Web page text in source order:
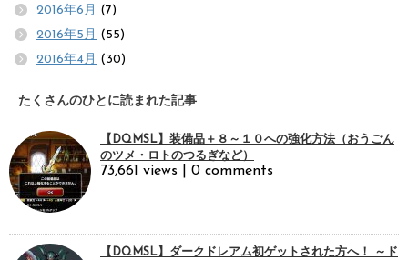
2016年6月 (7)
2016年5月 (55)
2016年4月 (30)
たくさんのひとに読まれた記事
【DQMSL】装備品＋８～１０への強化方法（おうごん
のツメ・ロトのつるぎなど）
73,661 views 0 comments
【DQMSL】ダークドレアム初ゲットされた方へ！ ～ド